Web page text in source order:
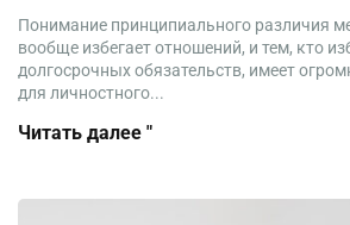
Понимание принципиального различия
вообще избегает отношений, и тем, кто
долгосрочных обязательств, имеет
для личностного...
Читать далее "